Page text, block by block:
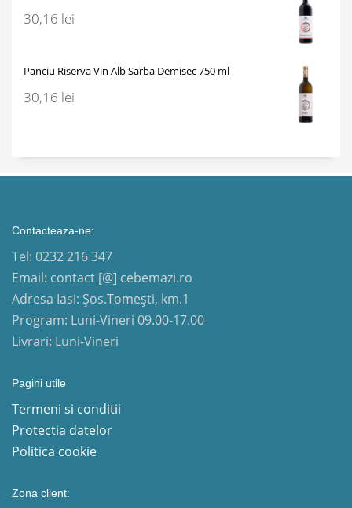
30,16 lei
Panciu Riserva Vin Alb Sarba Demisec 750 ml
30,16 lei
Contacteaza-ne:
Tel: 0232 216 347
Email: contact [@] cebemazi.ro
Adresa Iasi: Șos.Tomești, km.1
Program: Luni-Vineri 09.00-17.00
Livrari: Luni-Vineri
Pagini utile
Termeni si conditii
Protectia datelor
Politica cookie
Zona client: